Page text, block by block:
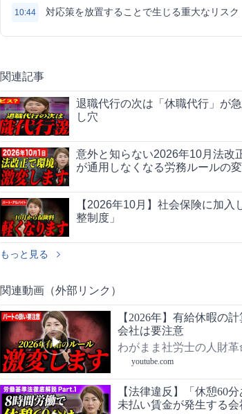
10:44 対応策を放置することで生じる重大なリスク
関連記事
退職代行の次は「休職代行」が
し穴
意外と知らない2026年10月法改
が通用しなくなる労務ルールの
【2026年10月】社会保険に加
整制度」
もっと見る
関連動画（外部リンク）
【2026年】有給休暇の
会社は要注意
わがまま社労士の人財
youtube.com
【法律違反】「休憩60
未払い賃金が発生する